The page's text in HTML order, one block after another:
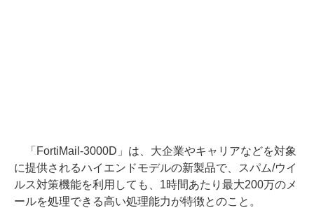
「FortiMail-3000D」は、大企業やキャリアなどを対象
に提供されるハイエンドモデルの新製品で、スパム/ウイ
ルス対策機能を利用しても、1時間あたり最大200万のメ
ールを処理できる高い処理能力が特徴とのこと。